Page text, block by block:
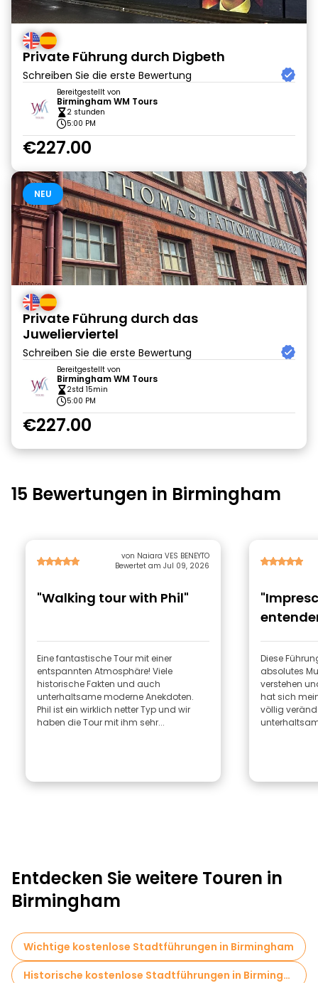
Private Führung durch Digbeth
Schreiben Sie die erste Bewertung
Bereitgestellt von
Birmingham WM Tours
2 stunden
5:00 PM
€227.00
NEU
Private Führung durch das
Juwelierviertel
Schreiben Sie die erste Bewertung
Bereitgestellt von
Birmingham WM Tours
2std 15min
5:00 PM
€227.00
15 Bewertungen in Birmingham
von Naiara VES BENEYTO
Bewertet am Jul 09, 2026
"Walking tour with Phil"
Eine fantastische Tour mit einer
entspannten Atmosphäre! Viele
historische Fakten und auch
unterhaltsame moderne Anekdoten.
Phil ist ein wirklich netter Typ und wir
haben die Tour mit ihm sehr...
Diese
absolutes
verstehen
hat sich
völlig
Entdecken Sie weitere Touren in
Birmingham
Wichtige kostenlose Stadtführungen in Birmingham
Historische kostenlose Stadtführungen in Birmingham